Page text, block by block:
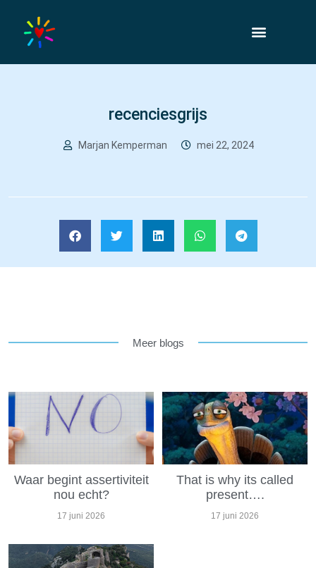
recenciesgrijs
Marjan Kemperman mei 22, 2024
Meer blogs
Waar begint assertiviteit
nou echt?
17 juni 2026
That is why its called
present….
17 juni 2026